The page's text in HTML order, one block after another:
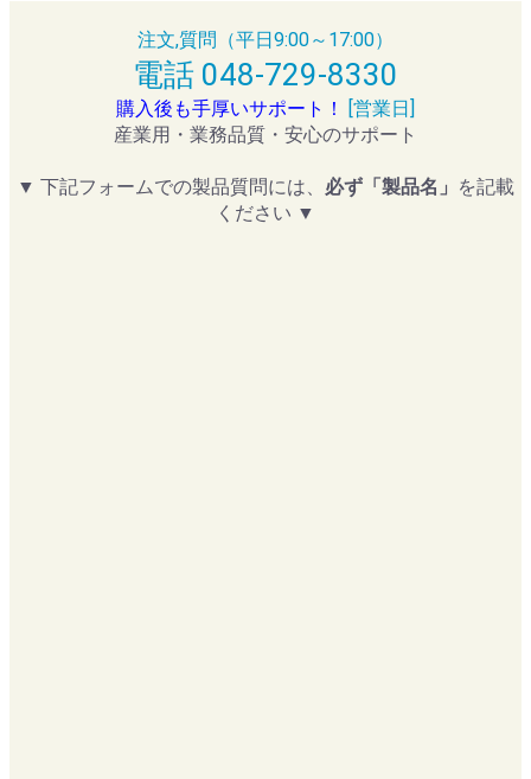
注文,質問（平日9:00～17:00）
電話 048-729-8330
購入後も手厚いサポート！
[営業日]
産業用・業務品質・安心のサポート
▼ 下記フォームでの製品質問には、 必ず「製品名」 を記載
ください ▼